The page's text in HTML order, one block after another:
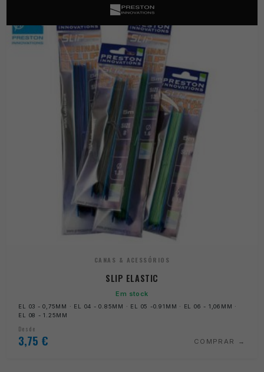
CANAS & ACESSÓRIOS
SLIP ELASTIC
Em stock
EL 03 - 0,75MM · EL 04 - 0.85MM · EL 05 -0.91MM · EL 06 - 1,06MM ·
EL 08 - 1.25MM
Desde
3,75 € COMPRAR